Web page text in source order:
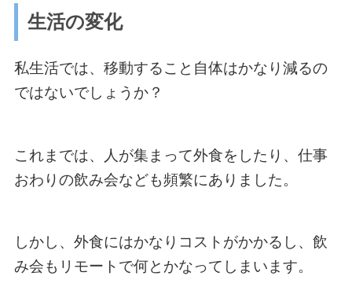
生活の変化
私生活では、移動すること自体はかなり減るの
ではないでしょうか？
これまでは、人が集まって外食をしたり、仕事
おわりの飲み会なども頻繁にありました。
しかし、外食にはかなりコストがかかるし、飲
み会もリモートで何とかなってしまいます。